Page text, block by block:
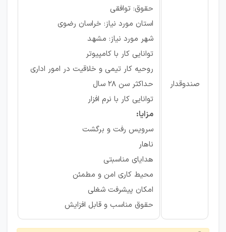
صندوقدار
حقوق: توافقی
استان مورد نیاز: خراسان رضوی
شهر مورد نیاز: مشهد
توانایی کار با کامپیوتر
روحیه کار تیمی و خلاقیت در امور اداری
حداکثر سن 28 سال
توانایی کار با نرم افزار
مزایا:
سرویس رفت و برگشت
ناهار
هدایای مناسبتی
محیط کاری امن و مطمئن
امکان پیشرفت شغلی
حقوق مناسب و قابل افزایش